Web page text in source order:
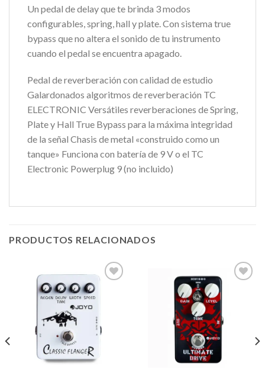
Un pedal de delay que te brinda 3 modos
configurables, spring, hall y plate. Con sistema true
bypass que no altera el sonido de tu instrumento
cuando el pedal se encuentra apagado.
Pedal de reverberación con calidad de estudio
Galardonados algoritmos de reverberación TC
ELECTRONIC Versátiles reverberaciones de Spring,
Plate y Hall True Bypass para la máxima integridad
de la señal Chasis de metal «construido como un
tanque» Funciona con batería de 9 V o el TC
Electronic Powerplug 9 (no incluido)
PRODUCTOS RELACIONADOS
lista de
deseos